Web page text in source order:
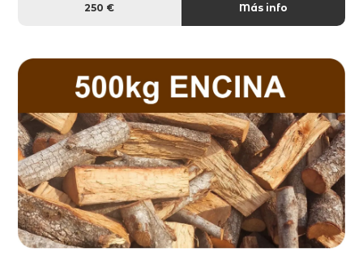
250 € Más info